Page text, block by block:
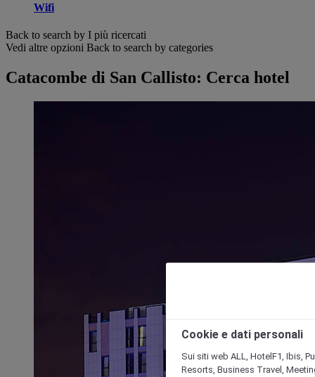
Wifi
Back to search by I più ricercati
Vedi altre opzioni Back to search by categories
Catacombe di San Callisto: Cerca hotel
Cookie e dati personali
Sui siti web ALL, HotelF1, Ibis,
Resorts, Business Travel,